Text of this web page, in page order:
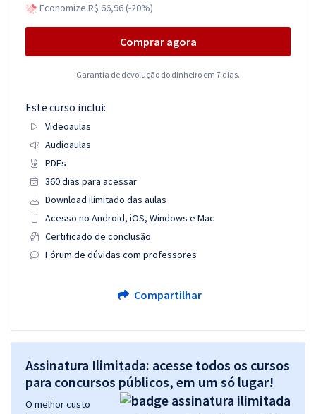
Economize R$ 66,96 (-20%)
Comprar agora
Garantia de devolução do dinheiro em 7 dias.
Este curso inclui:
Videoaulas
Audioaulas
PDFs
360 dias para acessar
Download ilimitado das aulas
Acesso no Android, iOS, Windows e Mac
Certificado de conclusão
Fórum de dúvidas com professores
Compartilhar
Assinatura Ilimitada: acesse todos os cursos
para concursos públicos, em um só lugar!
O melhor custo